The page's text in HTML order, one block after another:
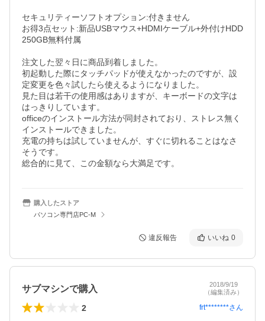
セキュリティーソフトオプション:付きません
お得3点セット:新品USBマウス+HDMIケーブル+外付けHDD
250GB無料付属
注文した翌々日に商品到着しました。
初起動した際にタッチパッドが使えなかったのですが、設
定変更を色々試したら使えるようになりました。
見た目は若干の使用感はありますが、キーボードの文字は
はっきりしています。
officeのインストール方法が同封されており、ストレス無く
インストールできました。
充電の持ちは試していませんが、すぐに切れることはなさ
そうです。
総合的に見て、この金額なら大満足です。
購入したストア
パソコン専門店PC-M
違反報告 いいね 0
サブマシンで購入
2018/9/19
（編集済み）
2 frt********さん